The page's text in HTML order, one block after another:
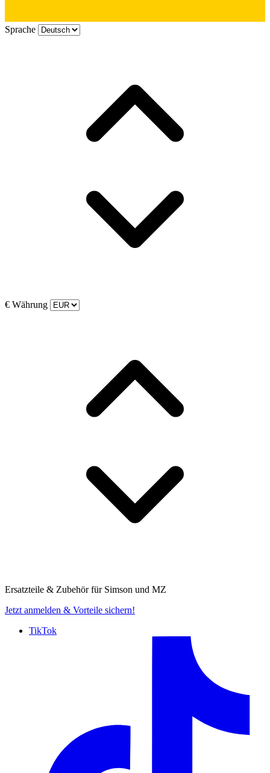
Sprache
€ Währung
Ersatzteile & Zubehör für Simson und MZ
Jetzt anmelden & Vorteile sichern!
TikTok